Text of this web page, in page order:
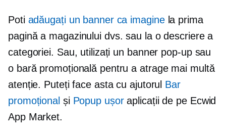
Poti adăugați un banner ca imaginela prima
pagină a magazinului dvs. sau la o descriere a
categoriei. Sau, utilizați un banner pop-up sau
o bară promoțională pentru a atrage mai multă
atenție. Puteți face asta cu ajutorul Bar
promoțional și Popup ușoraplicații de pe Ecwid
App Market.